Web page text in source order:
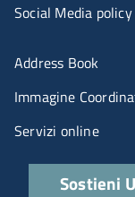
Social Media policy
Menu portale
Address Book
Immagine
Servizi online
Quick links
Sostieni